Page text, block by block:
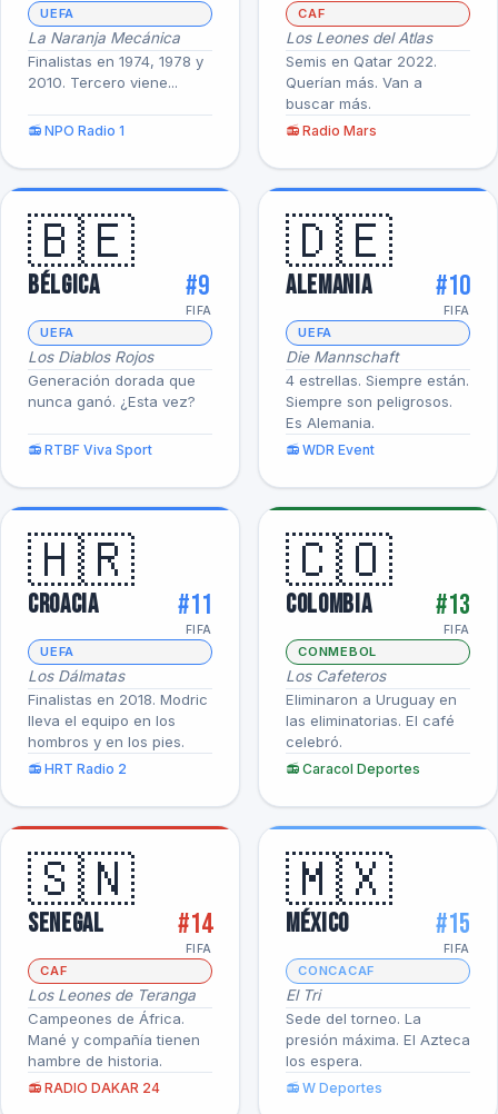
UEFA
La Naranja Mecánica
Finalistas en 1974, 1978 y
2010. Tercero viene...
📻 NPO Radio 1
CAF
Los Leones del Atlas
Semis en Qatar 2022.
Querían más. Van a
buscar más.
📻 Radio Mars
🇧🇪
Bélgica #9
FIFA
UEFA
Los Diablos Rojos
Generación dorada que
nunca ganó. ¿Esta vez?
📻 RTBF Viva Sport
🇩🇪
Alemania #10
FIFA
UEFA
Die Mannschaft
4 estrellas. Siempre están.
Siempre son peligrosos.
Es Alemania.
📻 WDR Event
🇭🇷
Croacia #11
FIFA
UEFA
Los Dálmatas
Finalistas en 2018. Modric
lleva el equipo en los
hombros y en los pies.
📻 HRT Radio 2
🇨🇴
Colombia #13
FIFA
CONMEBOL
Los Cafeteros
Eliminaron a Uruguay en
las eliminatorias. El café
celebró.
📻 Caracol Deportes
🇸🇳
Senegal #14
FIFA
CAF
Los Leones de Teranga
Campeones de África.
Mané y compañía tienen
hambre de historia.
📻 RADIO DAKAR 24
🇲🇽
México #15
FIFA
CONCACAF
El Tri
Sede del torneo. La
presión máxima. El Azteca
los espera.
📻 W Deportes